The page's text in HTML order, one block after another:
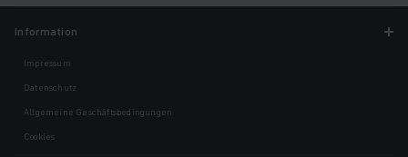
Information
Impressum
Datenschutz
Allgemeine Geschäftsbedingungen
Cookies